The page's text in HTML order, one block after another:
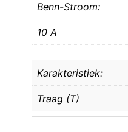
Benn-Stroom:
10 A
Karakteristiek:
Traag (T)